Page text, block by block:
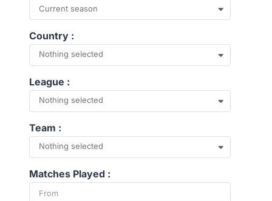
Current season
Country :
Nothing selected
League :
Nothing selected
Team :
Nothing selected
Matches Played :